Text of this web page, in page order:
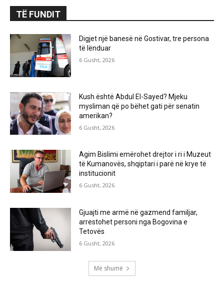
TË FUNDIT
Digjet një banesë në Gostivar, tre persona
të lënduar
6 Gusht, 2026
Kush është Abdul El-Sayed? Mjeku
mysliman që po bëhet gati për senatin
amerikan?
6 Gusht, 2026
Agim Bislimi emërohet drejtor i ri i Muzeut
të Kumanovës, shqiptari i parë në krye të
institucionit
6 Gusht, 2026
Gjuajti me armë në gazmend familjar,
arrestohet personi nga Bogovina e
Tetovës
6 Gusht, 2026
Më shumë